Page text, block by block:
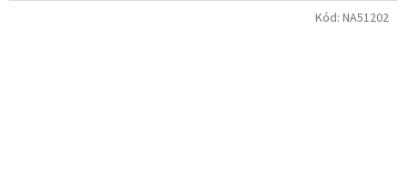
Kód: NA51202